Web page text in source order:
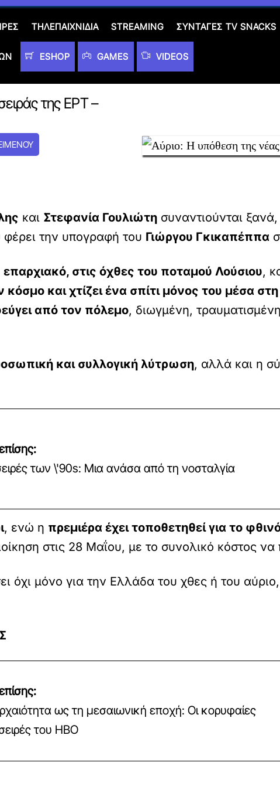
ΤΗΛΕΠΑΙΧΝΊΔΙΑ STREAMING ΣΥΝΤΑΓΈΣ TV SNACKS
ESHOP GAMES VIDEOS
της ΕΡΤ –
και Στεφανία Γουλιώτη συναντιούνται
φέρει την υπογραφή του Γιώργου Γκικαπέππα
επαρχιακό, στις όχθες του ποταμού Λούσιου,
και χτίζει ένα σπίτι μόνος του μέσα
από τον πόλεμο, διωγμένη,
και συλλογική λύτρωση, αλλά και η
των \'90s: Μια ανάσα από τη νοσταλγία
, ενώ η πρεμιέρα έχει τοποθετηθεί για το
στις 28 Μαΐου, με το συνολικό κόστος να
όχι μόνο για την Ελλάδα του χθες ή του
ως τη μεσαιωνική εποχή: Οι κορυφαίες
του HBO